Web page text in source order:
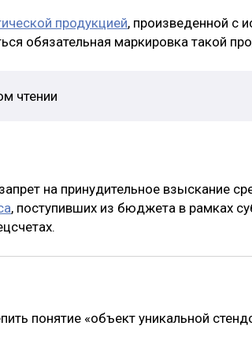
продукцией, произведенной с
обязательная маркировка такой
чтении
на принудительное взыскание
, поступивших из бюджета в рамках
понятие «объект уникальной